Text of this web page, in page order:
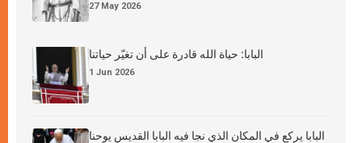
27 May 2026
البابا: حياة الله قادرة على أن تغيّر حياتنا
1 Jun 2026
البابا يركع في المكان الذي نجا فيه البابا القديس يوحنا